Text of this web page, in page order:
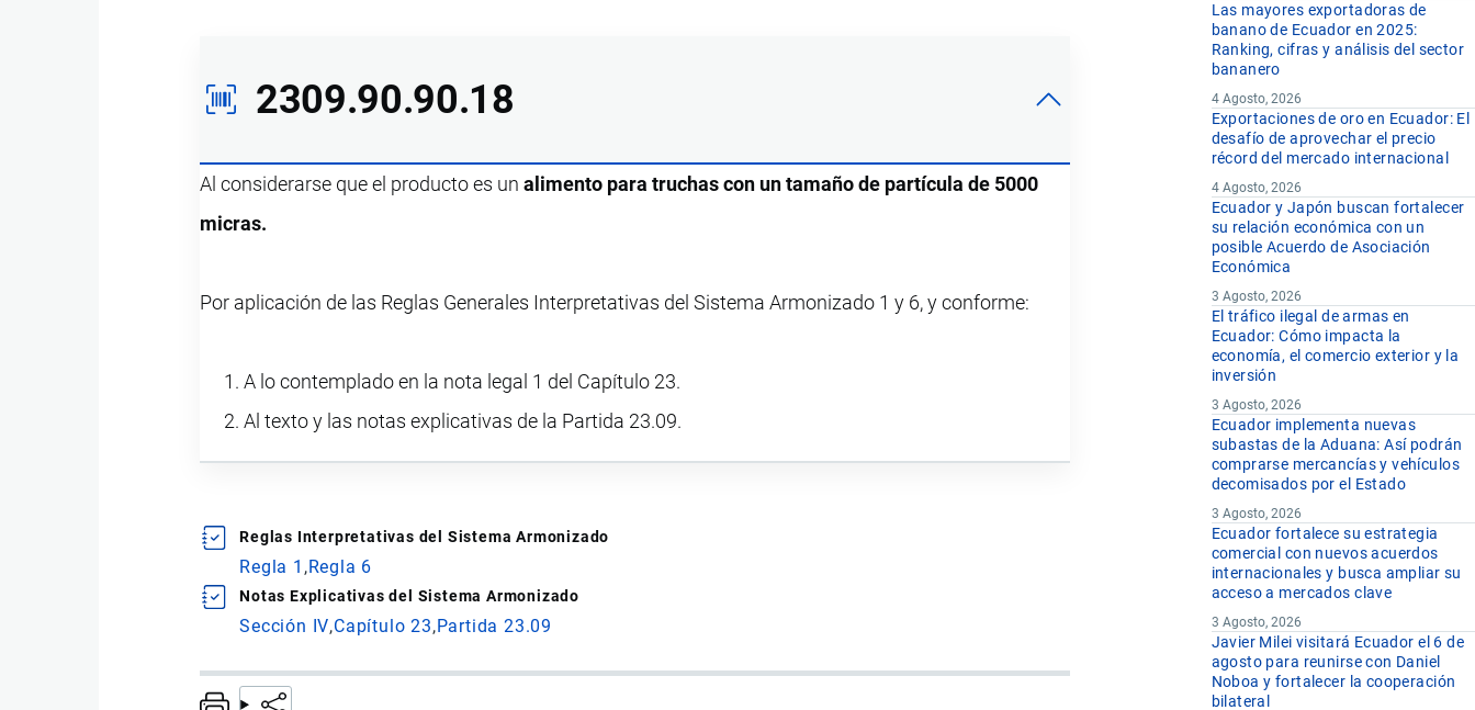
2309.90.90.18
Al considerarse que el producto es unalimento para truchas con un tamaño de partícula de 5000
micras.
Por aplicación de las Reglas Generales Interpretativas del Sistema Armonizado 1 y 6, y conforme:
A lo contemplado en la nota legal 1 del Capítulo 23.
Al texto y las notas explicativas de la Partida 23.09.
Reglas Interpretativas del Sistema Armonizado
Regla 1 Regla 6
Notas Explicativas del Sistema Armonizado
Sección IV Capítulo 23 Partida 23.09
Las mayores exportadoras de
banano de Ecuador en 2025:
Ranking, cifras y análisis del sector
bananero
4 Agosto, 2026
Exportaciones de oro en Ecuador: El
desafío de aprovechar el precio
récord del mercado internacional
4 Agosto, 2026
Ecuador y Japón buscan fortalecer
su relación económica con un
posible Acuerdo de Asociación
Económica
3 Agosto, 2026
El tráfico ilegal de armas en
Ecuador: Cómo impacta la
economía, el comercio exterior y la
inversión
3 Agosto, 2026
Ecuador implementa nuevas
subastas de la Aduana: Así podrán
comprarse mercancías y vehículos
decomisados por el Estado
3 Agosto, 2026
Ecuador fortalece su estrategia
comercial con nuevos acuerdos
internacionales y busca ampliar su
acceso a mercados clave
3 Agosto, 2026
Javier Milei visitará Ecuador el 6 de
agosto para reunirse con Daniel
Noboa y fortalecer la cooperación
bilateral